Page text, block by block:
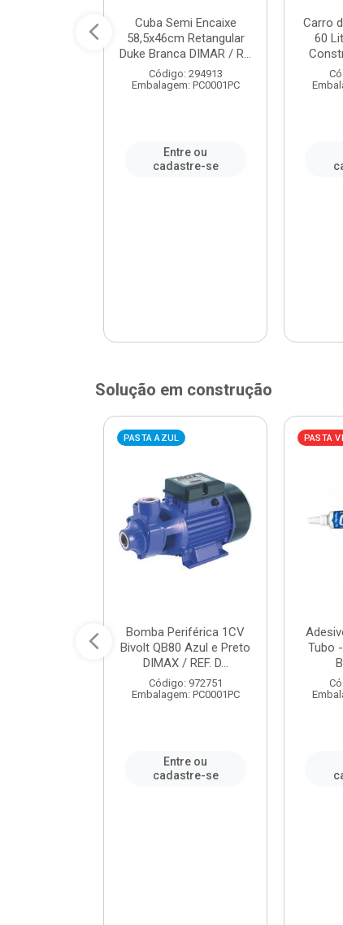
Cuba Semi Encaixe
58,5x46cm Retangular
Duke Branca DIMAR / R...
Código: 294913
Embalagem: PC0001PC
Entre ou
cadastre-se
Carro
60
Solução em construção
PASTA AZUL
Bomba Periférica 1CV
Bivolt QB80 Azul e Preto
DIMAX / REF. D...
Código: 972751
Embalagem: PC0001PC
Entre ou
cadastre-se
PASTA
Tubo